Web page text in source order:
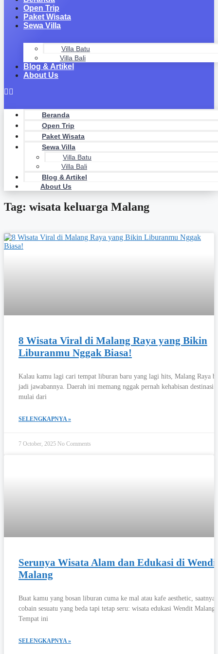
Open Trip
Paket Wisata
Sewa Villa
Villa Batu
Villa Bali
Blog & Artikel
About Us
Beranda
Open Trip
Paket Wisata
Sewa Villa
Villa Batu
Villa Bali
Blog & Artikel
About Us
Tag: wisata keluarga Malang
8 Wisata Viral di Malang Raya yang Bikin
Liburanmu Nggak Biasa!
Kalau kamu lagi cari tempat liburan baru yang lagi hits, Malang Raya
jadi jawabannya. Daerah ini memang nggak pernah kehabisan destinasi
mulai dari
SELENGKAPNYA »
7 October, 2025 No Comments
Serunya Wisata Alam dan Edukasi di
Malang
Buat kamu yang bosan liburan cuma ke mal atau kafe aesthetic, saatnya
cobain sesuatu yang beda tapi tetap seru: wisata edukasi Wendit Malang!
Tempat ini
SELENGKAPNYA »